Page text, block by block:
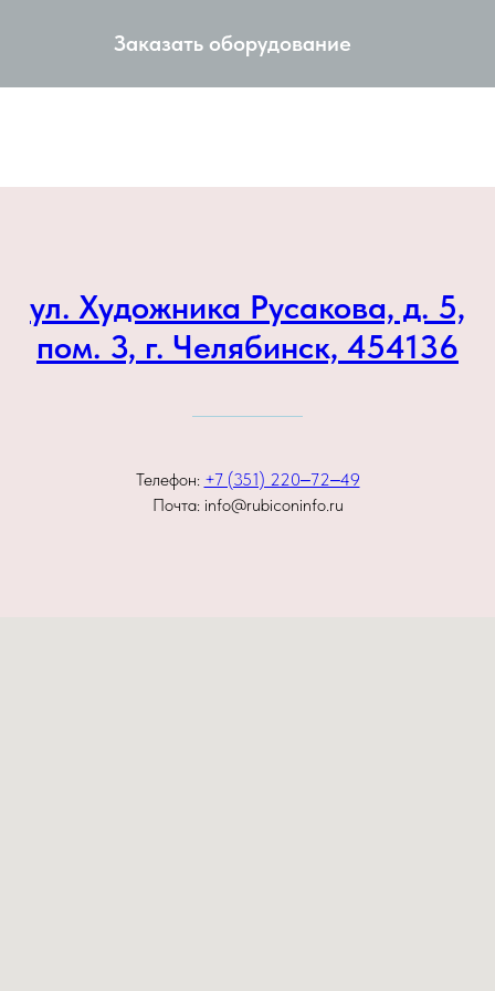
Заказать оборудование
ул. Художника Русакова, д. 5,
пом. 3, г. Челябинск, 454136
Телефон: +7 (351) 220‒72‒49
Почта: info@rubiconinfo.ru